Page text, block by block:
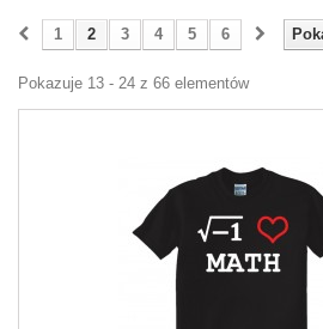
1 2 3 4 5 6
Pokazuje 13 - 24 z 66 elementów